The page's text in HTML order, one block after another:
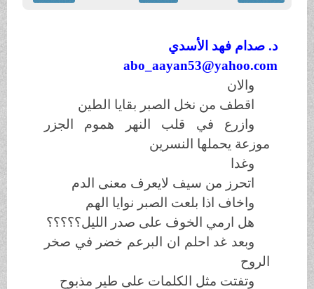
د. صدام فهد الأ سدي
abo_aayan53@yahoo.com
والان
اقطف من نخل الصبر بقايا الطين
وازرع في قلب النهر هموم الجزر
موزعة يحملها النسرين
وغدا
اتحرز من سيف لايعرف معنى الدم
واخاف اذا بلعت الصبر نوايا الهم
هل ارمي الخوف على صدر الليل؟؟؟؟؟
وبعد غد احلم ان البرعم خضر في صخر
الروح
وتفتت مثل الكلمات على طير مذبوح